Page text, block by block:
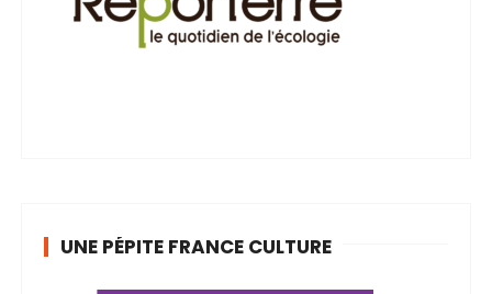
UNE PÉPITE FRANCE CULTURE